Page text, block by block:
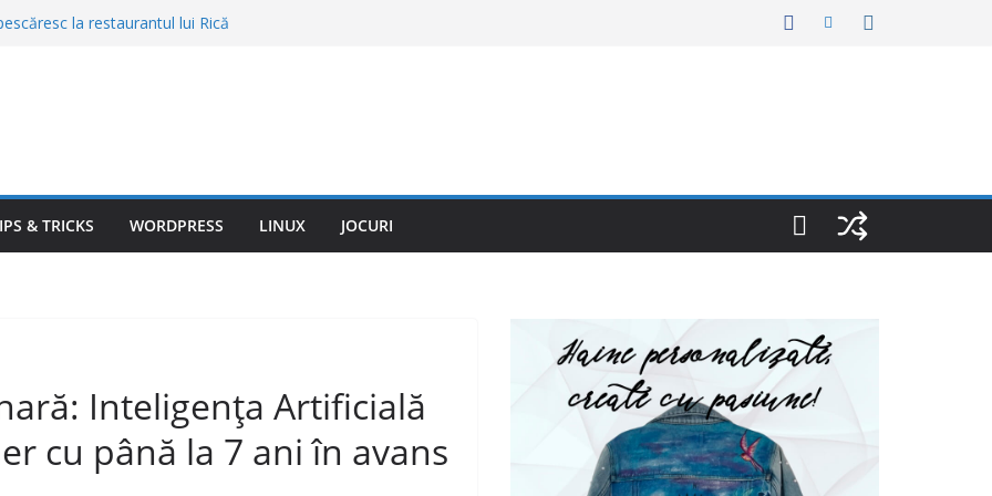
la restaurantul lui Rică
definitiv de pe Android. Data de la
nu te mai poți întoarce la vechiul
de aproape 40 de grade
lider al X-Men. Starul Heartstopper,
& TRICKS WORDPRESS LINUX JOCURI
Inteligența Artificială
cu până la 7 ani în avans